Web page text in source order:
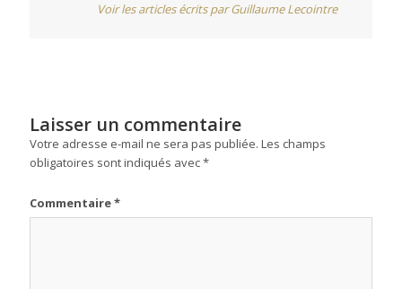
Voir les articles écrits par Guillaume Lecointre
Laisser un commentaire
Votre adresse e-mail ne sera pas publiée. Les champs
obligatoires sont indiqués avec*
Commentaire*